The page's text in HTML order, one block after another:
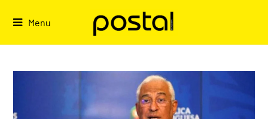
Menu